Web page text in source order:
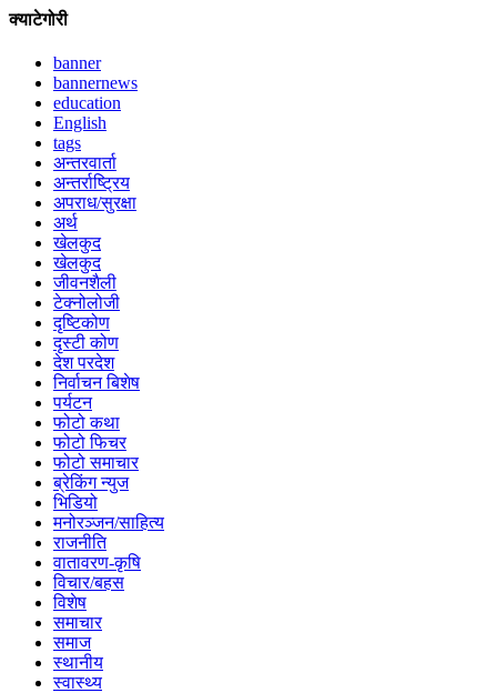
क्याटेगोरी
banner
bannernews
education
English
tags
अन्तरवार्ता
अन्तर्राष्ट्रिय
अपराध/सुरक्षा
अर्थ
खेलकुद
खेलकुद
जीवनशैली
टेक्नोलोजी
दृष्टिकोण
दृस्टी कोण
देश परदेश
निर्वाचन बिशेष
पर्यटन
फोटो कथा
फोटो फिचर
फोटो समाचार
ब्रेकिंग न्युज
भिडियो
मनोरञ्जन/साहित्य
राजनीति
वातावरण-कृषि
विचार/बहस
विशेष
समाचार
समाज
स्थानीय
स्वास्थ्य